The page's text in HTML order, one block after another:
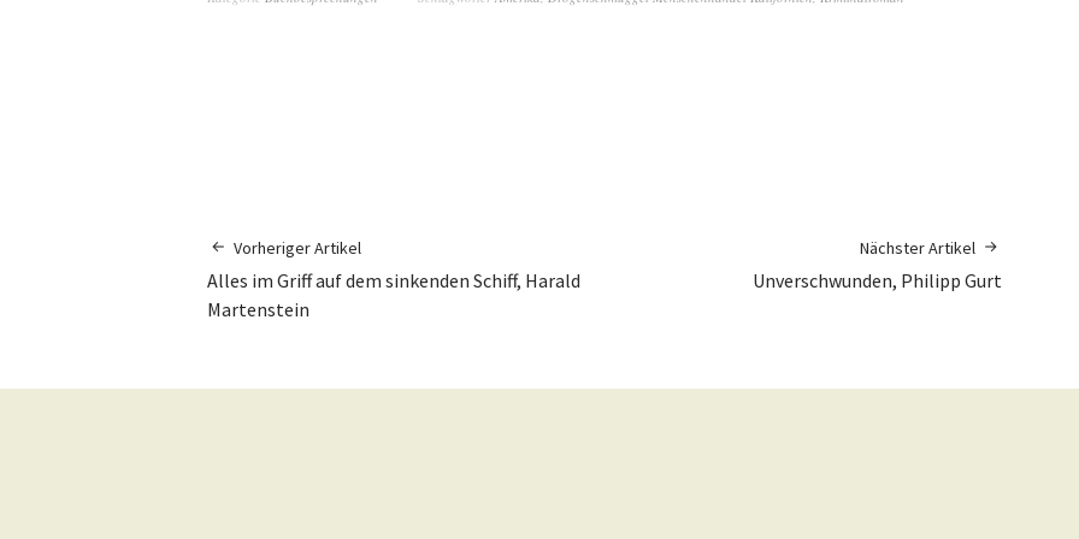
Vorheriger Artikel
Alles im Griff auf dem sinkenden Schiff, Harald
Martenstein
Nächster Artikel
Unverschwunden, Philipp Gurt